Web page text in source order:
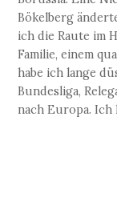
Bökelberg
ich die Raute im
Familie, einem
habe ich lange
Bundesliga,
nach Europa.